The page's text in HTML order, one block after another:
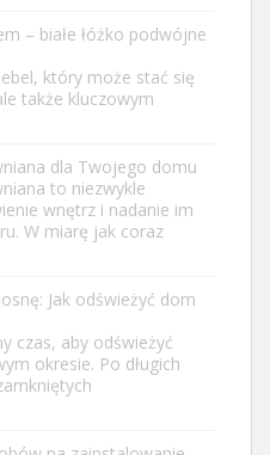
– białe łóżko podwójne
który może stać się
także kluczowym
dla Twojego domu
to niezwykle
wnętrz i nadanie im
W miarę jak coraz
Jak odświeżyć dom
czas, aby odświeżyć
okresie. Po długich